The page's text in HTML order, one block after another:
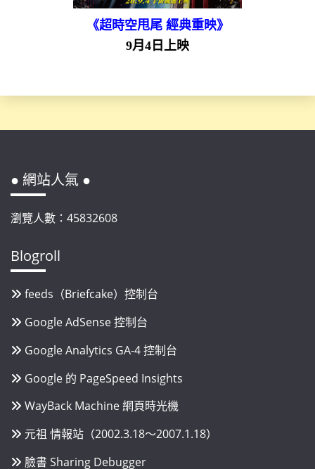
《超時空甩尾 經典重映》
9月4日上映
● 網站人氣 ●
瀏覽人數：45832608
Blogroll
feeds（Briefcake）控制台
Google AdSense 控制台
Google Analytics GA-4 控制台
Google 的 PageSpeed Insights
WayBack Machine 網頁時光機
元祖 情報站（2002.3.18～2007.1.18）
臉書 Sharing Debugger